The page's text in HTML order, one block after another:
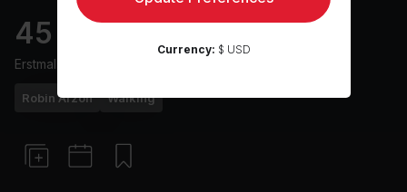
45 min Power Walk
Erstmals ausgestrahlt am
Robin Arzón Walking
Currency: $ USD